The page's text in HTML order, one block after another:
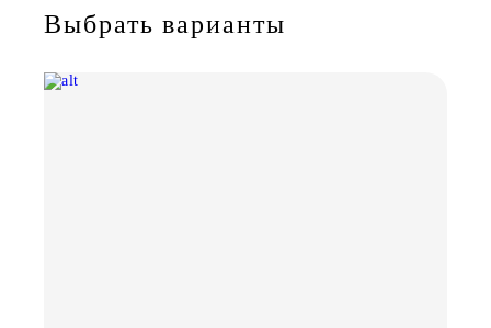
Выбрать варианты